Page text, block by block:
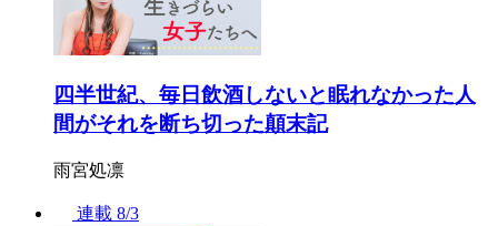
四半世紀、毎日飲酒しないと眠れなかった人
間がそれを断ち切った顛末記
雨宮処凛
連載 8/3